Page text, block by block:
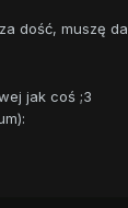
dość, muszę
jak coś ;3